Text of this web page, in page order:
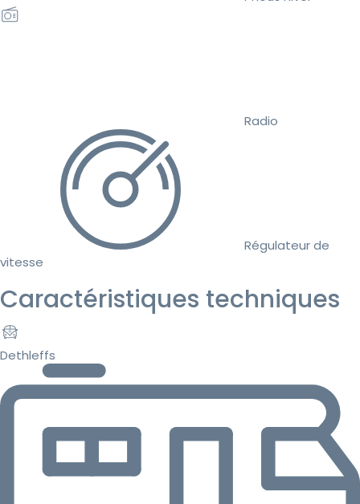
Radio
Régulateur de
vitesse
Caractéristiques techniques
Dethleffs